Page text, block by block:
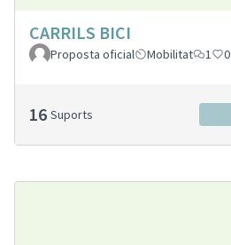
CARRILS BICI
Proposta oficial Mobilitat 1 0
16 Suports